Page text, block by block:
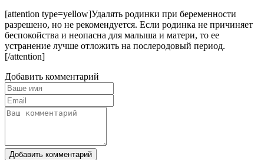
[attention type=yellow]Удалять родинки при беременности
разрешено, но не рекомендуется. Если родинка не причиняет
беспокойства и неопасна для малыша и матери, то ее
устранение лучше отложить на послеродовый период.
[/attention]
Добавить комментарий
Добавить комментарий